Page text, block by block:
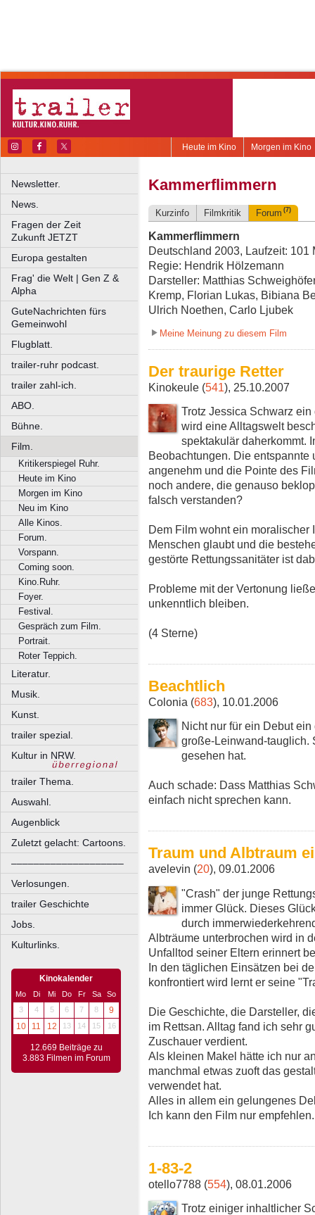
Morgen im Kino
Heute im Kino
Newsletter.
News.
Fragen der Zeit
Zukunft JETZT
Europa gestalten
Frag' die Welt | Gen Z &
Alpha
GuteNachrichten fürs
Gemeinwohl
Flugblatt.
trailer-ruhr podcast.
trailer zahl-ich.
ABO.
Bühne.
Film.
Kritikerspiegel Ruhr.
Heute im Kino
Morgen im Kino
Neu im Kino
Alle Kinos.
Forum.
Vorspann.
Coming soon.
Kino.Ruhr.
Foyer.
Festival.
Gespräch zum Film.
Portrait.
Roter Teppich.
Literatur.
Musik.
Kunst.
trailer spezial.
Kultur in NRW.
trailer Thema.
Auswahl.
Augenblick
Zuletzt gelacht: Cartoons.
––––––––––––––––––––
Verlosungen.
trailer Geschichte
Jobs.
Kulturlinks.
Kinokalender
Mo Di Mi Do Fr Sa
So
3
4 5 6 7 8
9
10
11 12 13 14 15 16
12.669 Beiträge zu
3.883 Filmen im Forum
Kammerflimmern
Kurzinfo Filmkritik Forum (7)
Kammerflimmern
Deutschland 2003, Laufzeit: 101
Regie: Hendrik Hölzemann
Darsteller: Matthias
Kremp, Florian Lukas, Bibiana
Ulrich Noethen, Carlo Ljubek
Meine Meinung zu diesem Film
Der traurige Retter
Kinokeule (541), 25.10.2007
Trotz Jessica Schwarz
wird eine Alltagswelt
spektakulär daherkommt.
Beobachtungen. Die
angenehm und die Pointe des
noch andere, die genauso
falsch verstanden?
Dem Film wohnt ein moralischer
Menschen glaubt und die
gestörte Rettungssanitäter ist
Probleme mit der Vertonung
unkenntlich bleiben.
(4 Sterne)
Beachtlich
Colonia (683), 10.01.2006
Nicht nur für ein Debut
große-Leinwand-tauglich.
gesehen hat.
Auch schade: Dass Matthias
einfach nicht sprechen kann.
Traum und Albtraum
avelevin (20), 09.01.2006
"Crash" der junge
immer Glück. Dieses
durch
Albträume unterbrochen wird in
Unfalltod seiner Eltern erinnert
In den täglichen Einsätzen bei
konfrontiert wird lernt er seine
Die Geschichte, die Darsteller,
im Rettsan. Alltag fand ich sehr
Zuschauer verdient.
Als kleinen Makel hätte ich nur
manchmal etwas zuoft das
verwendet hat.
Alles in allem ein gelungenes
Ich kann den Film nur empfehlen.
1-83-2
otello7788 (554), 08.01.2006
Trotz einiger inhaltlicher